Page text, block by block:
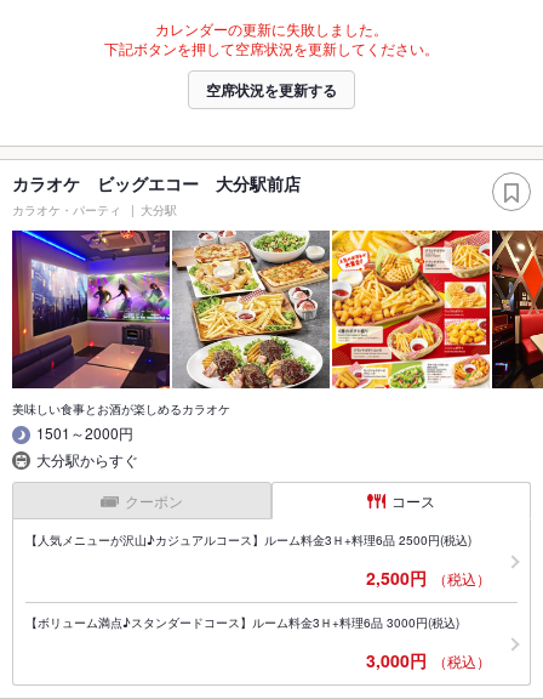
カレンダーの更新に失敗しました。
下記ボタンを押して空席状況を更新してください。
空席状況を更新する
カラオケ ビッグエコー 大分駅前店
カラオケ・パーティ 大分駅
美味しい食事とお酒が楽しめるカラオケ
1501～2000円
大分駅からすぐ
クーポン コース
【人気メニューが沢山♪カジュアルコース】ルーム料金3Ｈ+料理6品 2500円(税込)
2,500円 （税込）
【ボリューム満点♪スタンダードコース】ルーム料金3Ｈ+料理6品 3000円(税込)
3,000円 （税込）